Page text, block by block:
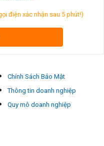
điện xác nhận sau 5 phút!)
Chính Sách Bảo Mật
Thông tin doanh nghiệp
Quy mô doanh nghiệp